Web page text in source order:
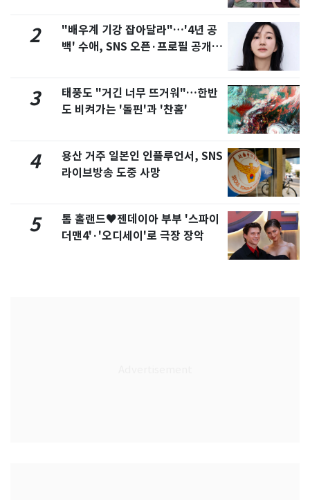
2
"배우계 기강 잡아달라"…'4년 공
백' 수애, SNS 오픈·프로필 공개
3
태풍도 "거긴 너무 뜨거워"…한반
도 비켜가는 '돌핀'과 '찬홈'
4
용산 거주 일본인 인플루언서, SNS
라이브방송 도중 사망
5
톰 홀랜드♥젠데이아 부부 '스파이
더맨4'·'오디세이'로 극장 장악